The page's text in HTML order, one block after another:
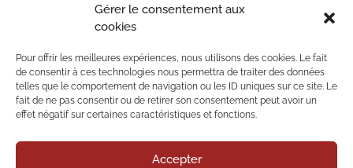
Gérer le consentement aux
cookies
Pour offrir les meilleures expériences, nous utilisons des cookies. Le fait
de consentir à ces technologies nous permettra de traiter des données
telles que le comportement de navigation ou les ID uniques sur ce site. Le
fait de ne pas consentir ou de retirer son consentement peut avoir un
effet négatif sur certaines caractéristiques et fonctions.
Accepter
En savoir +
Suivez-nous !